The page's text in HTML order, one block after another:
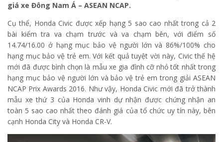
giá xe Đông Nam Á – ASEAN NCAP.
Cụ thể, Honda Civic được xếp hạng 5 sao cao nhất trong cả 2
bài kiểm tra va chạm trước và va chạm bên, với điểm số
14.74/16.00 ở hạng mục bảo vệ người lớn và 86%/100% cho
hạng mục bảo vệ trẻ em. Với kết quả tuyệt vời này, Civic thế hệ
mới đã được bình chọn là mẫu xe gia đình cỡ nhỏ tốt nhất trong
hạng mục bảo vệ người lớn và bảo vệ trẻ em trong giải ASEAN
NCAP Prix Awards 2016. Như vậy, Honda Civic mới đã trở thành
mẫu xe thứ 3 của Honda vinh dự nhận được chứng nhận an
toàn 5 sao cao nhất theo đánh giá của tổ chức uy tín này, bên
cạnh Honda City và Honda CR-V.